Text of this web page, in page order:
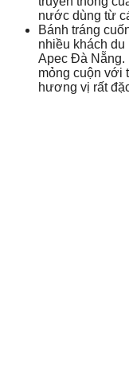
nước dùng từ
Bánh tráng
nhiều khách
Apec Đà Nẵng.
mỏng cuộn với
hương vị rất